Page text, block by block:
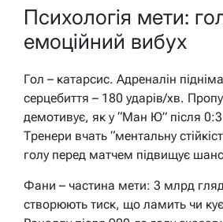
Психологія мети:
емоційний вибух
Гол – катарсис. Адреналін
серцебиття – 180 ударів/хв.
демотивує, як у “Ман Ю” після 0:3
Тренери вчать “ментальну
голу перед матчем підвищує
Фани – частина мети: 3 млрд
створюють тиск, що ламить чи